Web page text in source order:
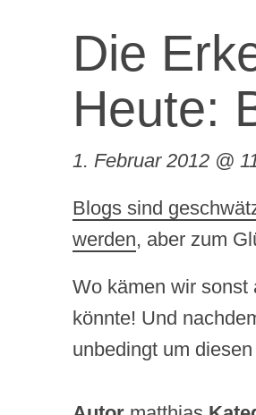
Die
Heute:
1. Februar 2012 @
Blogs sind
werden, aber zum
Wo kämen wir sonst
könnte! Und
unbedingt um